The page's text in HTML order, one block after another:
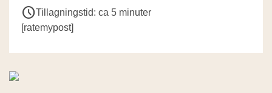
scheduleTillagningstid: ca 5 minuter
[ratemypost]